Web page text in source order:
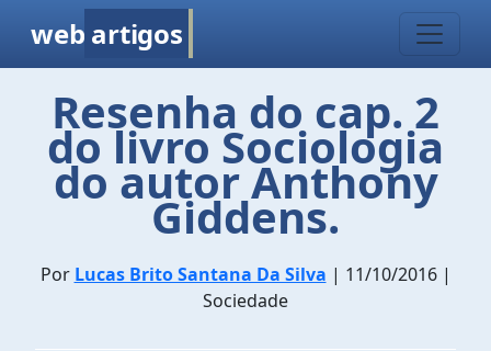
web artigos
Resenha do cap. 2
do livro Sociologia
do autor Anthony
Giddens.
Por Lucas Brito Santana Da Silva | 11/10/2016 |
Sociedade